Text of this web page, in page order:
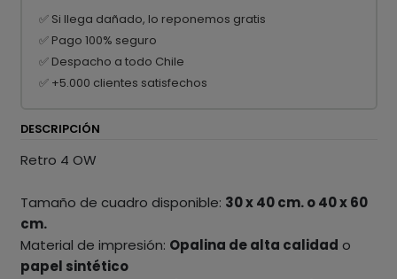
✅ Si llega dañado, lo reponemos gratis
✅ Pago 100% seguro
✅ Despacho a todo Chile
✅ +5.000 clientes satisfechos
DESCRIPCIÓN
Retro 4 OW
Tamaño de cuadro disponible: 30 x 40 cm. o 40 x 60
cm.
Material de impresión: Opalina de alta calidad o
papel sintético